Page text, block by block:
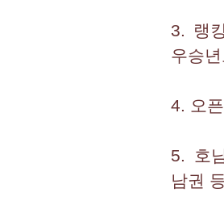
3. 랭
우승
4. 오
5. 호
남권